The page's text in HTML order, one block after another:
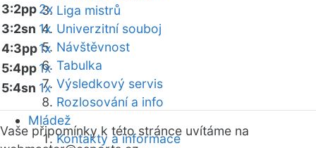
Liga mistrů
Univerzitní souboj
Návštěvnost
Tabulka
Výsledkový servis
Rozlosování a info
Mládež
Kontakty a informace
3:2pp2x
3:2sn 1x
4:3pp1x
5:4pp1x
5:4sn 1x
Vaše připomínky k této stránce uvítáme na